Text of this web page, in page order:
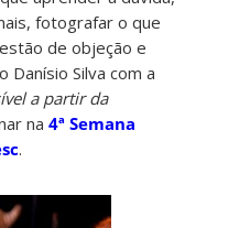
fotografar o que
de objeção e
Silva com a
a partir da
na4ª Semana
.